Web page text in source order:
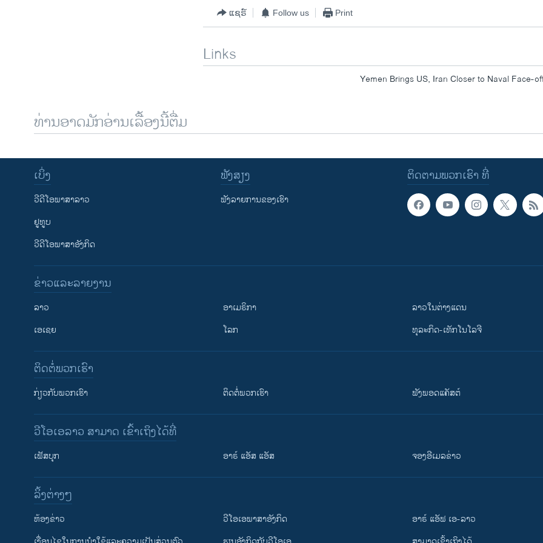
ຕິດຕາມພວກເຮົາ ທີ່
ແຊຣ໌ Follow us Print
Links
Yemen Brings US, Iran Closer to Naval Face-
ທ່ານອາດມັກອ່ານເລື້ອງນີ້ຕື່ມ
ຕິດຕາມພວກເຮົາ ທີ່
ເບິ່ງ
ວີດີໂອພາສາລາວ
ຢູທູບ
ວີດີໂອພາສາອັງກິດ
ຟັງສຽງ
ຟັງລາຍການຂອງເຮົາ
ຂ່າວແລະລາຍງານ
ລາວ
ເອເຊຍ
ອາເມຣິກາ
ໂລກ
ລາວໃນຕ່າງແດນ
ທຸລະກິດ-ເທັກໂນໂລຈີ
ຕິດຕໍ່ພວກເຮົາ
ກ່ຽວກັບພວກເຮົາ ຕິດຕໍ່ພວກເຮົາ ຟັງພອດແຄັສຕ໌
ວີໂອເອລາວ ສາມາດ ເຂົ້າເຖິງໄດ້ທີ່
ເຟັສບຸກ ອາຣ໌ ແອັສ ແອັສ ຈອງອີເມລຂ່າວ
​ລິ້ງ​ຕ່າງໆ
​ຫ້ອງ​ຂ່າວ
ວີ​ໂອ​ເອ​ພາ​ສາ​ອັງ​ກິດ
ອາຣ໌ ແອັຟ ເອ-ລາວ